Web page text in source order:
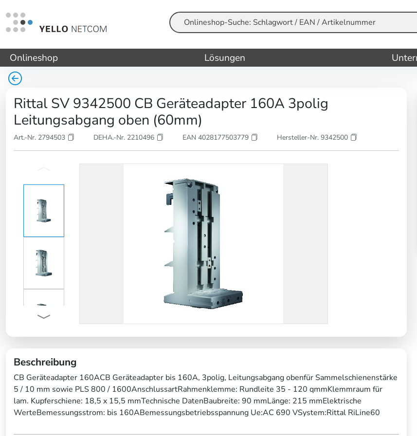
Suche
Onlineshop Lösungen
Rittal SV 9342500 CB Geräteadapter 160A 3polig
Leitungsabgang oben (60mm)
Art.-Nr. 2794503 DEHA.-Nr. 2210496 EAN 4028177503779 Hersteller-Nr. 9342500
Beschreibung
CB Geräteadapter 160ACB Geräteadapter bis 160A, 3polig, Leitungsabgang obenfür Sammelschienenstärke
5 / 10 mm sowie PLS 800 / 1600AnschlussartRahmenklemme: Rundleite 35 - 120 qmmKlemmraum für
lam. Kupferschiene: 18,5 x 15,5 mmTechnische DatenBaubreite: 90 mmLänge: 215 mmElektrische
WerteBemessungsstrom: bis 160ABemessungsbetriebsspannung Ue:AC 690 VSystem:Rittal RiLine60